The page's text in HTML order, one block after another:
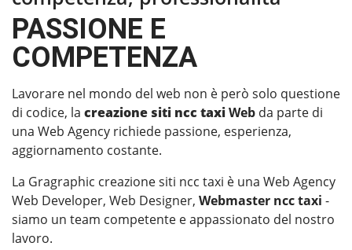
PASSIONE E
COMPETENZA
Lavorare nel mondo del web non è però solo questione
di codice, la creazione siti ncc taxiWeb da parte di
una Web Agency richiede passione, esperienza,
aggiornamento costante.
La Gragraphic creazione siti ncc taxi è una Web Agency
Web Developer, Web Designer, Webmaster ncc taxi -
siamo un team competente e appassionato del nostro
lavoro.